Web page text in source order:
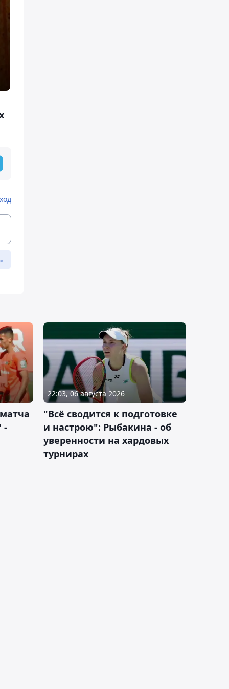
-
22:03, 06 августа 2026
"Всё сводится к подготовке
и настрою": Рыбакина - об
уверенности на хардовых
турнирах